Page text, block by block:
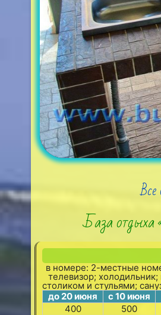
База
в номере: 2-местные
телевизор;
столиком и стульями;
до 20 июня
с 10 июня
400
500